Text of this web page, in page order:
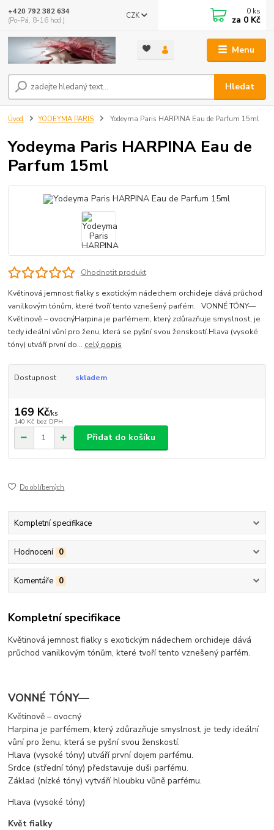
Menu
CZK
Hledat
+420 792 382 634
(Po-Pá, 8-16 hod.)
0 ks
za 0 Kč
Úvod YODEYMA PARIS Yodeyma Paris HARPINA Eau de Parfum 15ml
Yodeyma Paris HARPINA Eau de
Parfum 15ml
Ohodnotit produkt
Květinová jemnost fialky s exotickým nádechem orchideje dává průchod
vanilkovým tónům, které tvoří tento vznešený parfém. VONNÉ TÓNY—
Květinově – ovocnýHarpina je parfémem, který zdůrazňuje smyslnost, je
tedy ideální vůní pro ženu, která se pyšní svou ženskostí.Hlava (vysoké
tóny) utváří první do... celý popis
Dostupnost skladem
169 Kč/ks
140 Kč bez DPH
Přidat do košíku
Do oblíbených
Kompletní specifikace
Hodnocení 0
Komentáře 0
Kompletní specifikace
Květinová jemnost fialky s exotickým nádechem orchideje dává
průchod vanilkovým tónům, které tvoří tento vznešený parfém.
VONNÉ TÓNY—
Květinově – ovocný
Harpina je parfémem, který zdůrazňuje smyslnost, je tedy ideální
vůní pro ženu, která se pyšní svou ženskostí.
Hlava (vysoké tóny) utváří první dojem parfému.
Srdce (střední tóny) představuje duši parfému.
Základ (nízké tóny) vytváří hloubku vůně parfému.
Hlava (vysoké tóny)
Květ fialky